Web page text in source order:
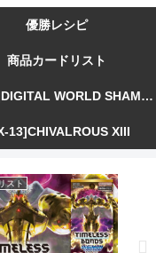
優勝レシピ
商品カードリスト
[EX-12]DIGITAL WORLD SHAMBALA
13]CHIVALROUS XIII
スト